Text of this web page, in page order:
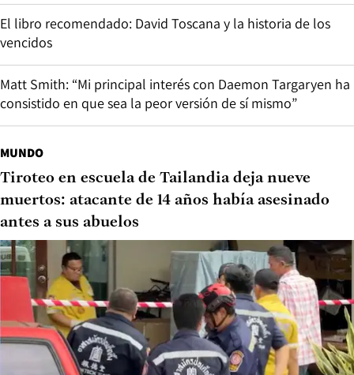
El libro recomendado: David Toscana y la historia de los
vencidos
Matt Smith: “Mi principal interés con Daemon Targaryen ha
consistido en que sea la peor versión de sí mismo”
MUNDO
Tiroteo en escuela de Tailandia deja nueve
muertos: atacante de 14 años había asesinado
antes a sus abuelos